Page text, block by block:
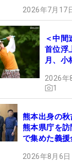
2026年7月17
＜中間
首位
月、小
2026年
1
熊本出身の
熊本県庁を
で集めた義
2026年8月6